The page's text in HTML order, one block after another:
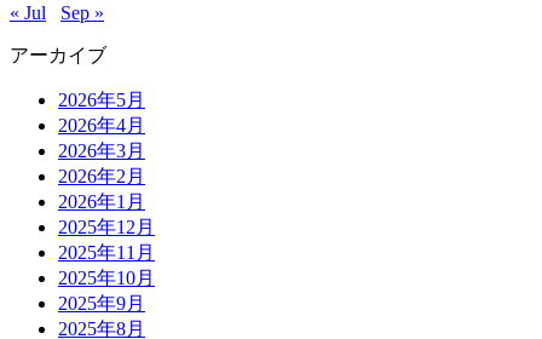
« Jul
Sep »
アーカイブ
2026年5月
2026年4月
2026年3月
2026年2月
2026年1月
2025年12月
2025年11月
2025年10月
2025年9月
2025年8月